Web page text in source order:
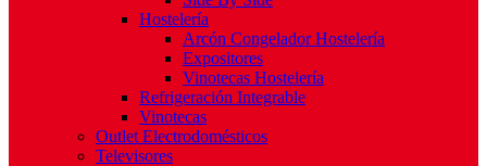
Hostelería
Arcón Congelador Hostelería
Expositores
Vinotecas Hostelería
Refrigeración Integrable
Vinotecas
Outlet Electrodomésticos
Televisores